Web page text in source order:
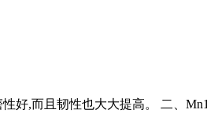
好,而且韧性也大大提高。 二、